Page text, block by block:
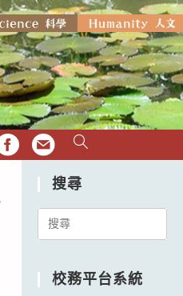
FB EMAIL
搜尋
Search
校務平台系統